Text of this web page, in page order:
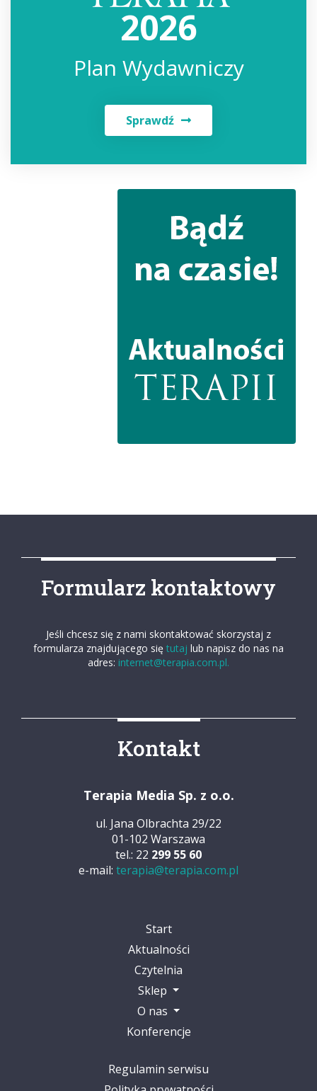
2026
Plan Wydawniczy
Sprawdź
Formularz kontaktowy
Jeśli chcesz się z nami skontaktować skorzystaj z
formularza znajdującego się tutaj lub napisz do nas na
adres: internet@terapia.com.pl.
Kontakt
Terapia Media Sp. z o.o.
ul. Jana Olbrachta 29/22
01-102 Warszawa
tel.: 22 299 55 60
e-mail: terapia@terapia.com.pl
Start
Aktualności
Czytelnia
Sklep
O nas
Konferencje
Regulamin serwisu